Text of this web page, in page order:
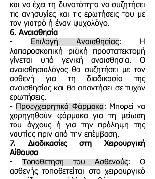
και να έχει τη δυνατότητα να συζητήσει
τις ανησυχίες και τις ερωτήσεις του με
τον γιατρό ή έναν ψυχολόγο.
6. Αναισθησία
-
Επιλογή Αναισθησίας: Η
λαπαροσκοπική ριζική προστατεκτομή
γίνεται υπό γενική αναισθησία. Ο
αναισθησιολόγος θα συζητήσει με τον
ασθενή για τη διαδικασία της
αναισθησίας και θα απαντήσει σε τυχόν
ερωτήσεις.
-
Προεγχειρητικά Φάρμακα: Μπορεί να
χορηγηθούν φάρμακα για τη μείωση
του άγχους ή για την πρόληψη της
ναυτίας πριν από την επέμβαση.
7. Διαδικασίες στη Χειρουργική
Αίθουσα
-
Τοποθέτηση του Ασθενούς: Ο
ασθενής τοποθετείται στο χειρουργικό